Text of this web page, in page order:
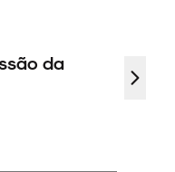
da